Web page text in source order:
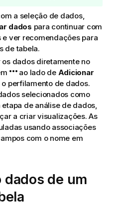
a seleção de dados,
dados para continuar com
e ver recomendações para
de tabela.
dados diretamente no
ao lado de Adicionar
perfilamento de dados.
selecionados como
de análise de dados,
a criar visualizações. As
usando associações
com o nome em
de um